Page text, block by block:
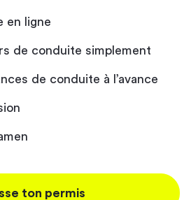
en ligne
de conduite simplement
de conduite à l’avance
ton permis